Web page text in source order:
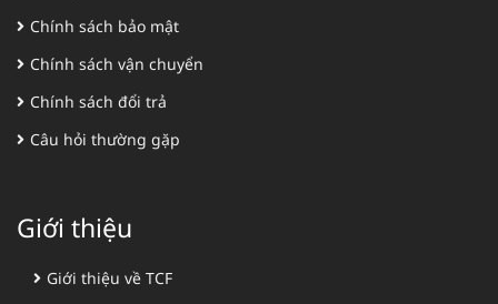
Chính sách bảo mật
Chính sách vận chuyển
Chính sách đổi trả
Câu hỏi thường gặp
Giới thiệu
Giới thiệu về TCF